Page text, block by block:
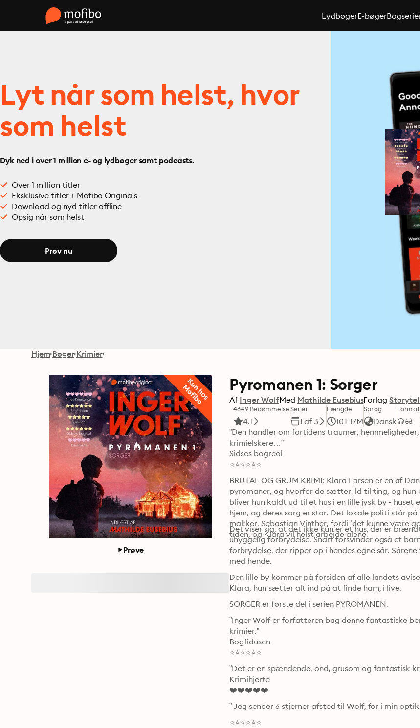
LydbøgerE-bøger
Lyt når som helst, hvor
som helst
Dyk ned i over 1 million e- og lydbøger samt podcasts.
Over 1 million titler
Eksklusive titler + Mofibo Originals
Download og nyd titler offline
Opsig når som helst
Prøv nu
Hjem Bøger Krimier
Prøve
Pyromanen 1: Sorger
Af Inger WolfMed Mathilde EusebiusForlag
4649 Bedømmelse
4.1
Serier
1 af 3
Længde
10T 17M
Sprog
Dansk
Format
”Den handler om fortidens traumer,
krimielskere…”
Sidses bogreol
⭐️⭐️⭐️⭐️⭐️⭐️
BRUTAL OG GRUM KRIMI: Klara Larsen er en af
pyromaner, og hvorfor de sætter ild til ting, og
bliver hun kaldt ud til et hus i en lille jysk by -
hjem, og deres sorg er stor. Det lokale politi står
makker, Sebastian Vinther, fordi ’det kunne være
tiden, og Klara vil helst arbejde alene.
Det viser sig, at det ikke kun er et hus, der er
uhyggelig forbrydelse. Snart forsvinder også et
forbrydelse, der ripper op i hendes egne sår.
med hende.
Den lille by kommer på forsiden af alle landets
Klara, hun sætter alt ind på at finde ham, i live.
SORGER er første del i serien PYROMANEN.
”Inger Wolf er forfatteren bag denne fantastiske
krimier.”
Bogfidusen
⭐️⭐️⭐️⭐️⭐️⭐️
”Det er en spændende, ond, grusom og fantastisk
Krimihjerte
❤️❤️❤️❤️❤️
” Jeg sender 6 stjerner afsted til Wolf, for i min
⭐️⭐️⭐️⭐️⭐️⭐